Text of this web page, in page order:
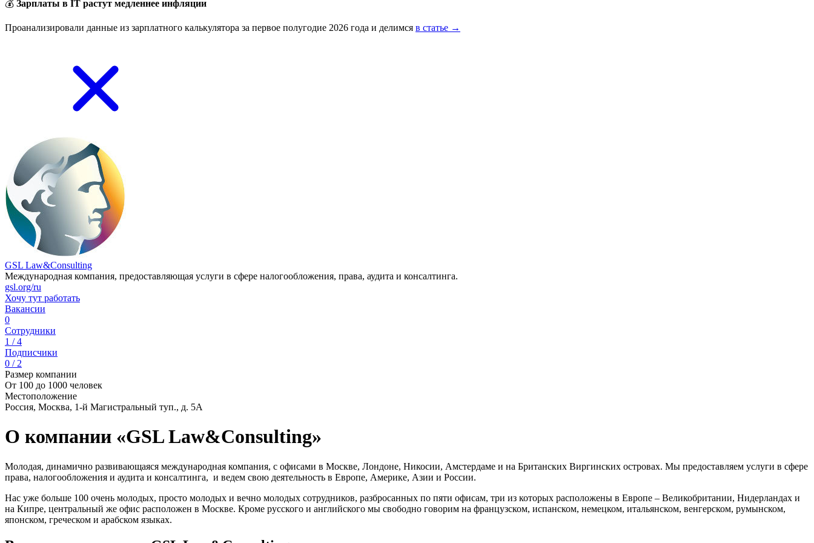
💰 Зарплаты в IT растут медленнее инфляции
Проанализировали данные из зарплатного калькулятора за первое полугодие 2026 года и делимся в статье →
GSL Law&Consulting
Международная компания, предоставляющая услуги в сфере налогообложения, права, аудита и консалтинга.
gsl.org/ru
Хочу тут работать
Вакансии
0
Сотрудники
1 / 4
Подписчики
0 / 2
Размер компании
От 100 до 1000 человек
Местоположение
Россия, Москва, 1-й Магистральный туп., д. 5А
О компании «GSL Law&Consulting»
Молодая, динамично развивающаяся международная компания, с офисами в Москве, Лондоне, Никосии, Амстердаме и на Британских Виргинских островах. Мы предоставляем услуги в сфере
права, налогообложения и аудита и консалтинга, и ведем свою деятельность в Европе, Америке, Азии и России.
Нас уже больше 100 очень молодых, просто молодых и вечно молодых сотрудников, разбросанных по пяти офисам, три из которых расположены в Европе – Великобритании, Нидерландах и
на Кипре, центральный же офис расположен в Москве. Кроме русского и английского мы свободно говорим на французском, испанском, немецком, итальянском, венгерском, румынском,
японском, греческом и арабском языках.